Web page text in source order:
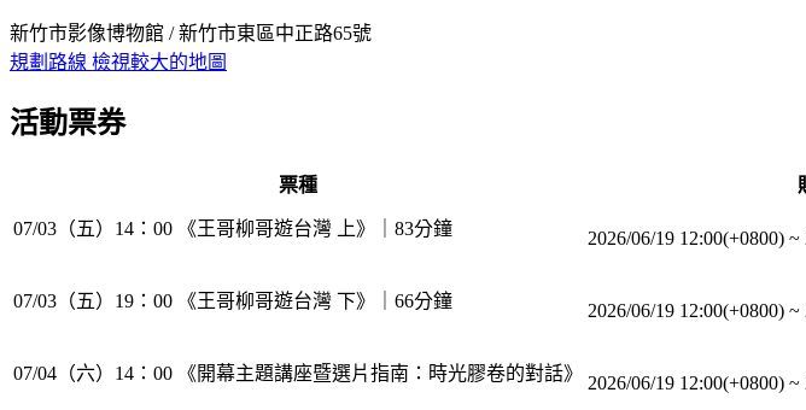
新竹市影像博物館 / 新竹市東區中正路65號
規劃路線 檢視較大的地圖
活動票券
票種
07/03（五）14：00 《王哥柳哥遊台灣 上》｜83分鐘 2026/06/19 12:00(+0800) ~
07/03（五）19：00 《王哥柳哥遊台灣 下》｜66分鐘 2026/06/19 12:00(+0800) ~
07/04（六）14：00 《開幕主題講座暨選片指南：時光膠卷的對話》 2026/06/19 12:00(+0800) ~